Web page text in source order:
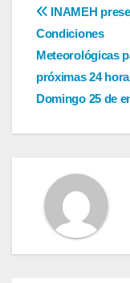
de
INAMEH
Condiciones
Meteorológicas
próximas 24
Domingo 25 de